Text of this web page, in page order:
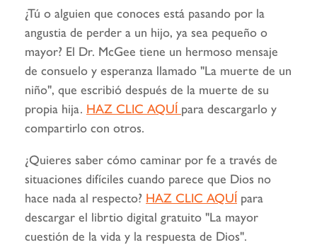
¿Tú o alguien que conoces está pasando por la
angustia de perder a un hijo, ya sea pequeño o
mayor? El Dr. McGee tiene un hermoso mensaje
de consuelo y esperanza llamado "La muerte de un
niño", que escribió después de la muerte de su
propia hija. HAZ CLIC AQUÍ para descargarlo y
compartirlo con otros.
¿Quieres saber cómo caminar por fe a través de
situaciones difíciles cuando parece que Dios no
hace nada al respecto? HAZ CLIC AQUÍ para
descargar el librtio digital gratuito "La mayor
cuestión de la vida y la respuesta de Dios".